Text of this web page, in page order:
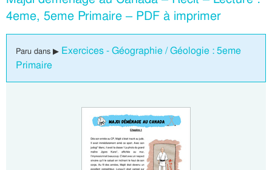
4eme, 5eme Primaire – PDF à imprimer
Paru dans ▶ Exercices - Géographie / Géologie : 5eme
Primaire